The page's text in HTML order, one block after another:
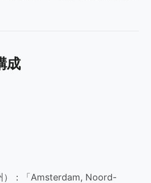
成
）：「Amsterdam, Noord-